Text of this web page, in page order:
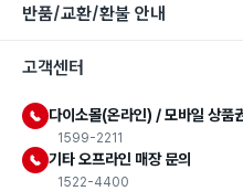
반품/교환/환불 안내
고객센터
다이소몰(온라인) / 모바일 상품
1599-2211
기타 오프라인 매장 문의
1522-4400